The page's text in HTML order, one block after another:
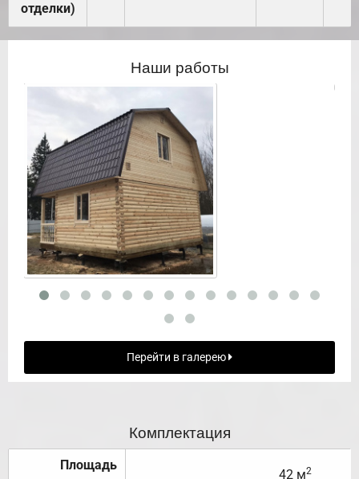
отделки)
Наши работы
Перейти в галерею
Комплектация
Площадь
42 м2